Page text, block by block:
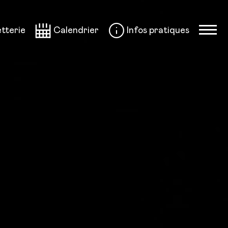
Calendrier Infos pratiques